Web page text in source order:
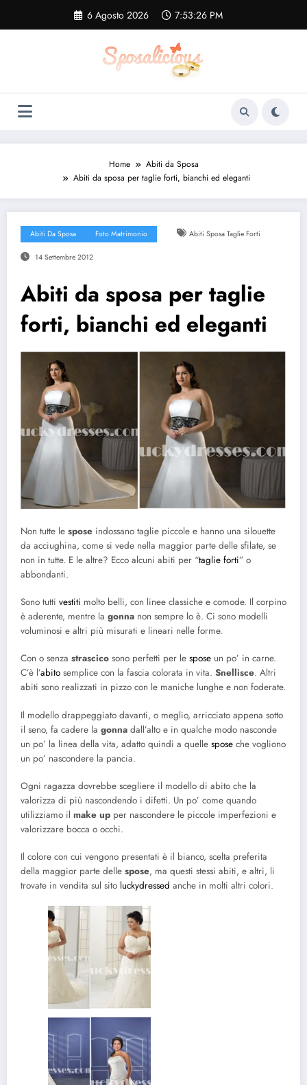
contenuto
6 Agosto 2026 7:53:26 PM
Home
Abiti da Sposa
Abiti da sposa per taglie forti, bianchi ed eleganti
Abiti Da Sposa Foto Matrimonio Abiti Sposa Taglie Forti
14 Settembre 2012
Abiti da sposa per taglie
forti, bianchi ed eleganti
Non tutte le spose indossano taglie piccole e hanno una silouette
da acciughina, come si vede nella maggior parte delle sfilate, se
non in tutte. E le altre? Ecco alcuni abiti per “taglie forti” o
abbondanti.
Sono tutti vestiti molto belli, con linee classiche e comode. Il corpino
è aderente, mentre la gonna non sempre lo è. Ci sono modelli
voluminosi e altri più misurati e lineari nelle forme.
Con o senza strascico sono perfetti per le spose un po’ in carne.
C’è l’abito semplice con la fascia colorata in vita. Snellisce. Altri
abiti sono realizzati in pizzo con le maniche lunghe e non foderate.
Il modello drappeggiato davanti, o meglio, arricciato appena sotto
il seno, fa cadere la gonna dall’alto e in qualche modo nasconde
un po’ la linea della vita, adatto quindi a quelle spose che vogliono
un po’ nascondere la pancia.
Ogni ragazza dovrebbe scegliere il modello di abito che la
valorizza di più nascondendo i difetti. Un po’ come quando
utilizziamo il make up per nascondere le piccole imperfezioni e
valorizzare bocca o occhi.
Il colore con cui vengono presentati è il bianco, scelta preferita
della maggior parte delle spose, ma questi stessi abiti, e altri, li
trovate in vendita sul sito luckydressed anche in molti altri colori.